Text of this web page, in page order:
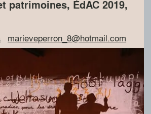
patrimoines, ÉdAC 2019,
marieveperron_8@hotmail.com